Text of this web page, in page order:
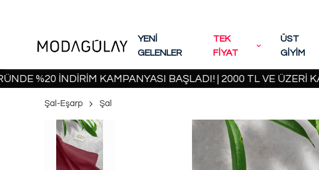
YENİ
GELENLER
TEK
FİYAT
ÜST
GİYİM
İNDİRİM KAMPANYASI BAŞLADI! | 2000 TL VE ÜZERİ KARGO
Şal-Eşarp Şal